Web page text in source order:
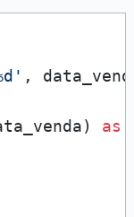
,
) as